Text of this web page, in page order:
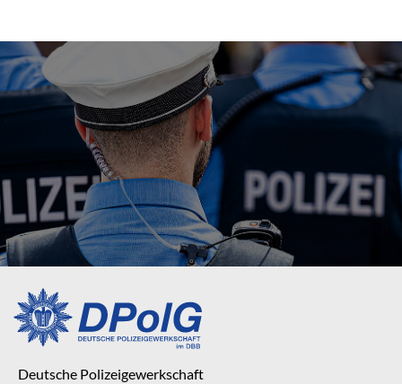
Deutsche Polizeigewerkschaft